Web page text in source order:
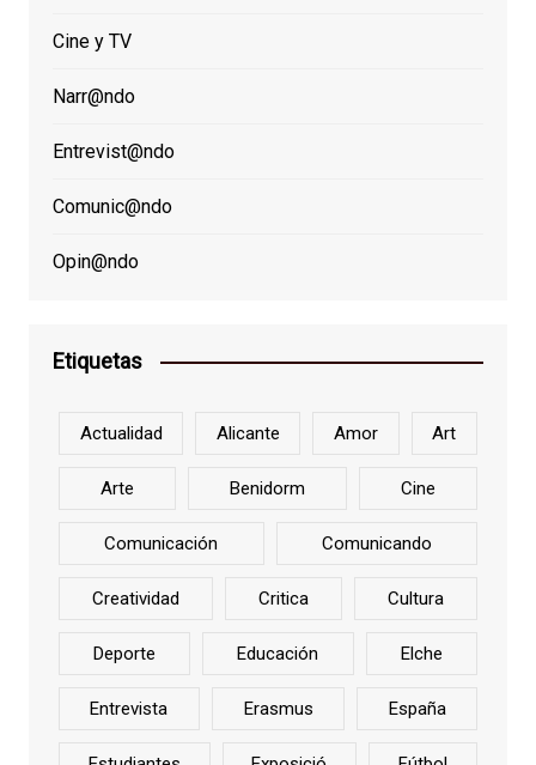
Cine y TV
Narr@ndo
Entrevist@ndo
Comunic@ndo
Opin@ndo
Etiquetas
Actualidad Alicante Amor Art
Arte Benidorm Cine
Comunicación Comunicando
Creatividad Critica Cultura
Deporte Educación Elche
Entrevista Erasmus España